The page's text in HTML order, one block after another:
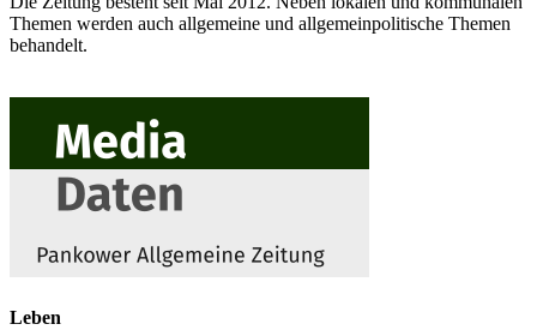
Themen werden auch allgemeine und allgemeinpolitische Themen
behandelt.
Leben